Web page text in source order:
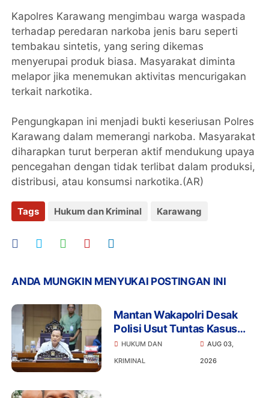
Kapolres Karawang mengimbau warga waspada
terhadap peredaran narkoba jenis baru seperti
tembakau sintetis, yang sering dikemas
menyerupai produk biasa. Masyarakat diminta
melapor jika menemukan aktivitas mencurigakan
terkait narkotika.
Pengungkapan ini menjadi bukti keseriusan Polres
Karawang dalam memerangi narkoba. Masyarakat
diharapkan turut berperan aktif mendukung upaya
pencegahan dengan tidak terlibat dalam produksi,
distribusi, atau konsumsi narkotika.(AR)
Tags Hukum dan Kriminal Karawang
ANDA MUNGKIN MENYUKAI POSTINGAN INI
Mantan Wakapolri Desak
Polisi Usut Tuntas Kasus
Bigmo Ajak Anak di Bawah
Umur Promosikan Vape
HUKUM DAN
KRIMINAL
AUG 03,
2026